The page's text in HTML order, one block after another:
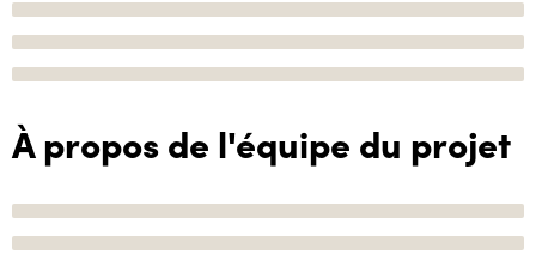
À propos de l'équipe du projet